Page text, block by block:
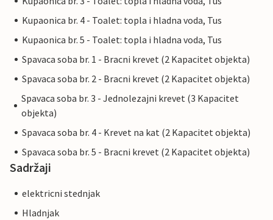
Kupaonica br. 4 - Toalet: topla i hladna voda, Tus
Kupaonica br. 5 - Toalet: topla i hladna voda, Tus
Spavaca soba br. 1 - Bracni krevet (2 Kapacitet objekta)
Spavaca soba br. 2 - Bracni krevet (2 Kapacitet objekta)
Spavaca soba br. 3 - Jednolezajni krevet (3 Kapacitet
objekta)
Spavaca soba br. 4 - Krevet na kat (2 Kapacitet objekta)
Spavaca soba br. 5 - Bracni krevet (2 Kapacitet objekta)
Sadržaji
elektricni stednjak
Hladnjak